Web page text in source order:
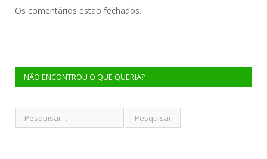
Os comentários estão fechados.
NÃO ENCONTROU O QUE QUERIA?